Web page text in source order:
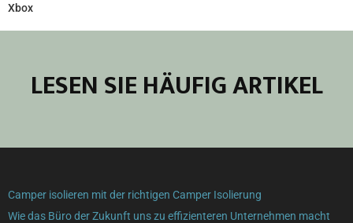
Xbox
LESEN SIE HÄUFIG ARTIKEL
Camper isolieren mit der richtigen Camper Isolierung
Wie das Büro der Zukunft uns zu effizienteren Unternehmen macht